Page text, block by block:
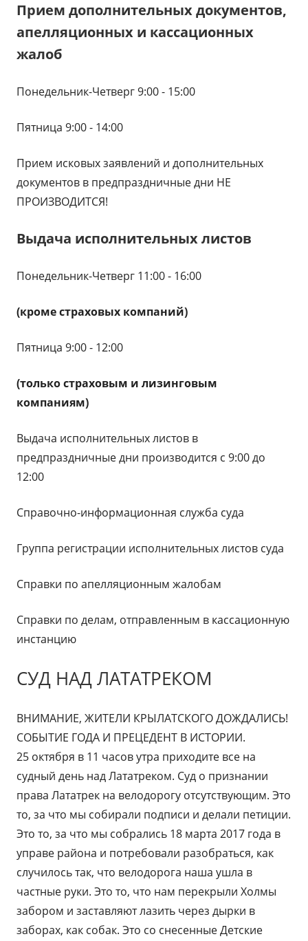
Прием дополнительных документов,
апелляционных и кассационных
жалоб
Понедельник-Четверг 9:00 - 15:00
Пятница 9:00 - 14:00
Прием исковых заявлений и дополнительных
документов в предпраздничные дни НЕ
ПРОИЗВОДИТСЯ!
Выдача исполнительных листов
Понедельник-Четверг 11:00 - 16:00
(кроме страховых компаний)
Пятница 9:00 - 12:00
(только страховым и лизинговым
компаниям)
Выдача исполнительных листов в
предпраздничные дни производится с 9:00 до
12:00
Справочно-информационная служба суда
Группа регистрации исполнительных листов суда
Справки по апелляционным жалобам
Справки по делам, отправленным в кассационную
инстанцию
СУД НАД ЛАТАТРЕКОМ
ВНИМАНИЕ, ЖИТЕЛИ КРЫЛАТСКОГО ДОЖДАЛИСЬ!
СОБЫТИЕ ГОДА И ПРЕЦЕДЕНТ В ИСТОРИИ.
25 октября в 11 часов утра приходите все на
судный день над Лататреком. Суд о признании
права Лататрек на велодорогу отсутствующим. Это
то, за что мы собирали подписи и делали петиции.
Это то, за что мы собрались 18 марта 2017 года в
управе района и потребовали разобраться, как
случилось так, что велодорога наша ушла в
частные руки. Это то, что нам перекрыли Холмы
забором и заставляют лазить через дырки в
заборах, как собак. Это со снесенные Детские